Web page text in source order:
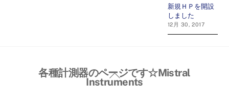
新規ＨＰを開設
しました
12月 30, 2017
Back
To
各種計測器のページです☆Mistral
Instruments